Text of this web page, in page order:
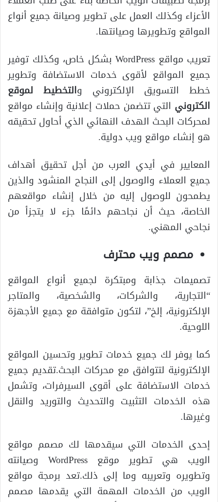
الأعزاء وكذلك العمل على تطوير وصيانة جميع أنواع
المواقع وتطويرها وصيانتها.
تعريب مواقع WordPress بشكل خاص، وكذلك توفير
جميع المواقع لأقوى خدمات الاستضافة وتطوير
خطط التسويق الإلكتروني والتخطيط لموقع
الكتروني التي تتضمن حملات إعلانية وإنشاء مواقع
لمحركات البحث الهدف النهائي الذي أحاول تحقيقه
هو إنشاء مواقع ويب دولية.
المعايير في أيدي العرب من أجل تحقيق أهداف
جميع العملاء والوصول إلى النجاح المنشود والذين
يطمحون للوصول إليه من خلال إنشاء مواقعهم
الخاصة، حيث أن نجاحهم دائمًا جزء لا يتجزأ من
نجاحي المهني.
مصمم ويب محترف
تصميمات جذابة ومبتكرة لجميع أنواع المواقع
“التجارية، والشركات، والشخصية، والمتاجر
الإلكترونية، إلخ”، لتكون متوافقة مع جميع الأجهزة
اللوحية.
كما يوفر لك جميع خدمات تطوير وتحسين المواقع
الإلكترونية لتتوافق مع محركات البحث.تقديم جميع
خدمات الاستضافة على أقوى السيرفرات، وتشمل
هذه الخدمات التثبيت والتحديث والتوريد والنقل
وغيرها.
إحدى الخدمات التي سيقدمها لك مصمم مواقع
الويب هي تطوير موقع WordPress وصيانته
وتطويره وتعريبه وما إلى ذلك.تعد برمجة مواقع
الويب من الخدمات المهمة التي يقدمها مصمم